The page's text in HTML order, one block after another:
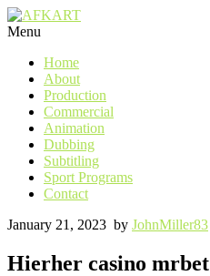
Menu
Home
About
Production
Commercial
Animation
Dubbing
Subtitling
Sport Programs
Contact
January 21, 2023 by JohnMiller83
Hierher casino mrbet